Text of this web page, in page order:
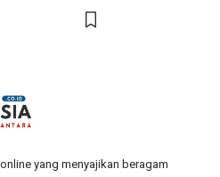
yang menyajikan beragam